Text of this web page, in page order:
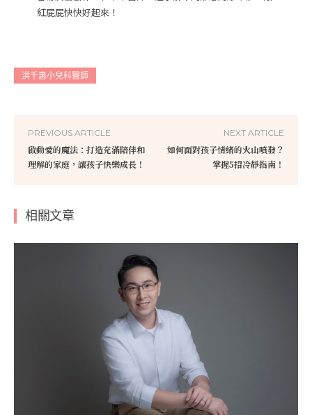
紅屁屁快快好起來！
洪千惠小兒科醫師
PREVIOUS ARTICLE
啟動愛的魔法：打造充滿陪伴和
理解的家庭，讓孩子快樂成長！
NEXT ARTICLE
如何面對孩子情緒的火山噴發？
掌握5招冷靜指南！
相關文章